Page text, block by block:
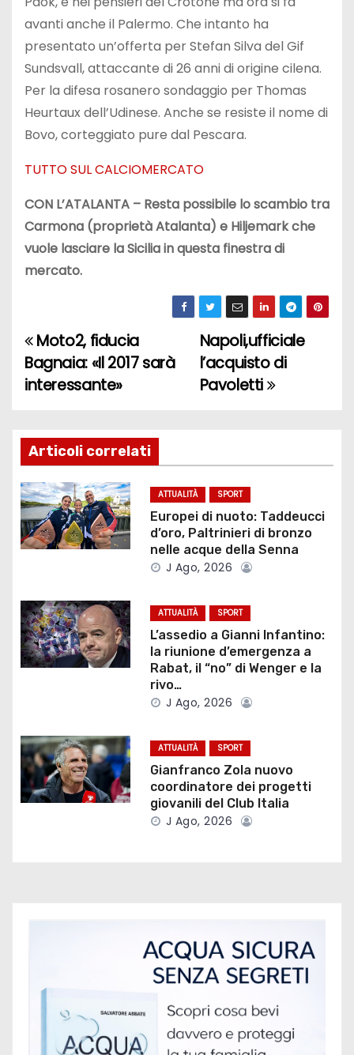
avanti anche il Palermo. Che intanto ha
presentato un’offerta per Stefan Silva del Gif
Sundsvall, attaccante di 26 anni di origine cilena.
Per la difesa rosanero sondaggio per Thomas
Heurtaux dell’Udinese. Anche se resiste il nome di
Bovo, corteggiato pure dal Pescara.
TUTTO SUL CALCIOMERCATO
CON L’ATALANTA – Resta possibile lo scambio tra
Carmona (proprietà Atalanta) e Hiljemark che
vuole lasciare la Sicilia in questa finestra di
mercato.
N
a
i
g
a
z
o
n
r
t
i
Napoli,ufficiale
l’acquisto di
Pavoletti
Moto2, fiducia
Bagnaia: «Il 2017 sarà
interessante»
Articoli correlati
ATTUALITÀ SPORT
Europei di nuoto: Taddeucci
d’oro, Paltrinieri di bronzo
nelle acque della Senna
J Ago, 2026
ATTUALITÀ SPORT
L’assedio a Gianni Infantino:
la riunione d’emergenza a
Rabat, il “no” di Wenger e la
rivo…
J Ago, 2026
ATTUALITÀ SPORT
Gianfranco Zola nuovo
coordinatore dei progetti
giovanili del Club Italia
J Ago, 2026